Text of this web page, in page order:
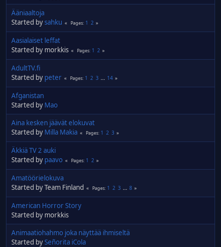
Ääniaaltoja
Started bysahku Pages 1 2
Aasialaiset leffat
Started by morkkis
Pages 1 2
AdultTV.fi
Started by peter Pages 1 2 3 ... 14
Afganistan
Started by Mao
Aina kesken jäävät elokuvat
Started by Milla Makia Pages 1 2 3
Äkkiä TV 2 auki
Started by paavo Pages 1 2
Amatöörielokuva
Started by Team Finland
Pages 1 2 3 ... 8
American Horror Story
Started by morkkis
Animaatiohahmo joka näyttää ihmiseltä
Started bySeñorita iCola